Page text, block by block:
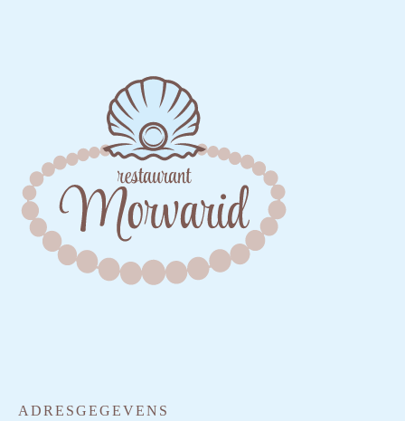
ADRESGEGEVENS